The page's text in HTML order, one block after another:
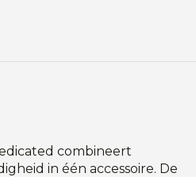
combineert
in één accessoire. De